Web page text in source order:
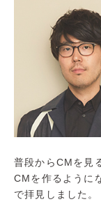
普段からCMを見
CMを作るように
で拝見しました